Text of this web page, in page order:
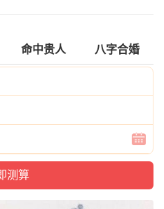
命中贵人 八字合婚